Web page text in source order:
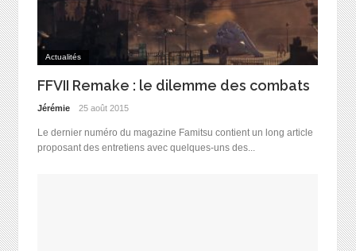
Actualités
FFVII Remake : le dilemme des combats
Jérémie 25 août 2015
Le dernier numéro du magazine Famitsu contient un long article
proposant des entretiens avec quelques-uns des...